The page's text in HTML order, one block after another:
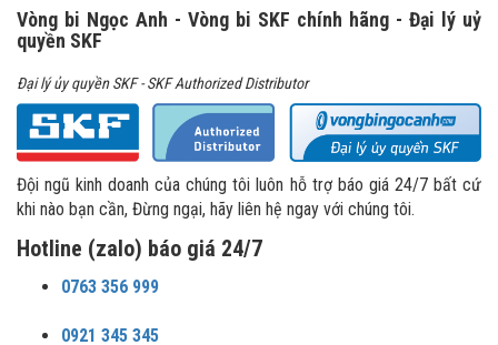
Vòng bi Ngọc Anh - Vòng bi SKF chính hãng - Đại lý uỷ
quyền SKF
Đại lý ủy quyền SKF - SKF Authorized Distributor​
Đội ngũ kinh doanh của chúng tôi luôn hỗ trợ báo giá 24/7 bất cứ
khi nào bạn cần, Đừng ngại, hãy liên hệ ngay với chúng tôi.
Hotline (zalo) báo giá 24/7
0763 356 999
0921 345 345